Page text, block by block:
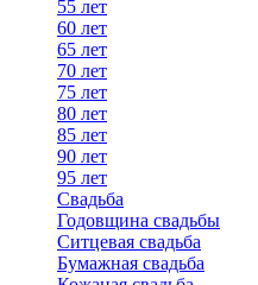
55 лет
60 лет
65 лет
70 лет
75 лет
80 лет
85 лет
90 лет
95 лет
Свадьба
Годовщина свадьбы
Ситцевая свадьба
Бумажная свадьба